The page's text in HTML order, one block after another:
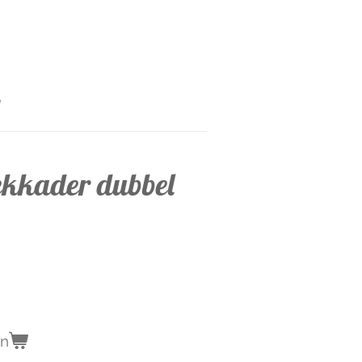
dubbel